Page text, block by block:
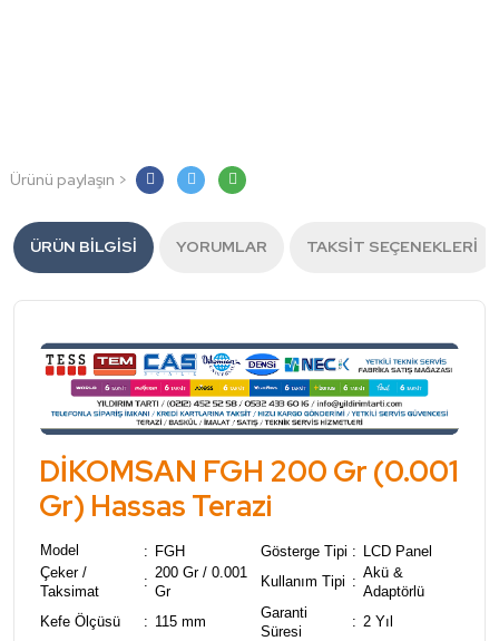
Ürünü paylaşın >
ÜRÜN BILGISI YORUMLAR TAKSIT SEÇENEKLERI
DİKOMSAN FGH 200 Gr (0.001
Gr) Hassas Terazi
Model : FGH Gösterge Tipi :
LCD Panel
Çeker /
Taksimat
:
200 Gr / 0.001
Gr
Kullanım Tipi :
Akü &
Adaptörlü
Kefe Ölçüsü
: 115 mm
Garanti
Süresi
: 2 Yıl